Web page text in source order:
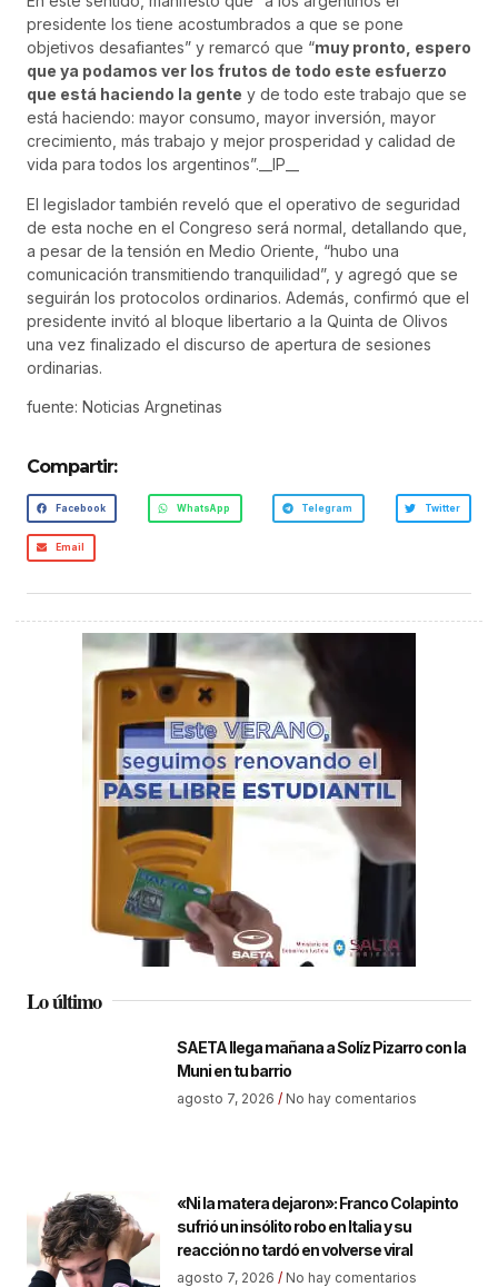
presidente los tiene acostumbrados a que se pone
objetivos desafiantes” y remarcó que “muy pronto, espero
que ya podamos ver los frutos de todo este esfuerzo
que está haciendo la gente y de todo este trabajo que se
está haciendo: mayor consumo, mayor inversión, mayor
crecimiento, más trabajo y mejor prosperidad y calidad de
vida para todos los argentinos”.__IP__
El legislador también reveló que el operativo de seguridad
de esta noche en el Congreso será normal, detallando que,
a pesar de la tensión en Medio Oriente, “hubo una
comunicación transmitiendo tranquilidad”, y agregó que se
seguirán los protocolos ordinarios. Además, confirmó que el
presidente invitó al bloque libertario a la Quinta de Olivos
una vez finalizado el discurso de apertura de sesiones
ordinarias.
fuente: Noticias Argnetinas
Compartir:
Facebook WhatsApp Telegram Twitter
Email
Lo último
SAETA llega mañana a Solíz Pizarro con la
Muni en tu barrio
agosto 7, 2026 No hay comentarios
«Ni la matera dejaron»: Franco Colapinto
sufrió un insólito robo en Italia y su
reacción no tardó en volverse viral
agosto 7, 2026 No hay comentarios